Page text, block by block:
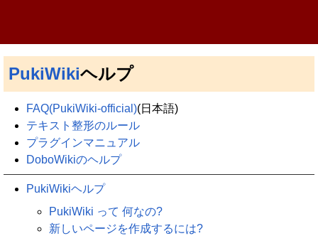
PukiWikiヘルプ
FAQ(PukiWiki-official)(日本語)
テキスト整形のルール
プラグインマニュアル
DoboWikiのヘルプ
PukiWikiヘルプ
PukiWiki って 何なの?
新しいページを作成するには?